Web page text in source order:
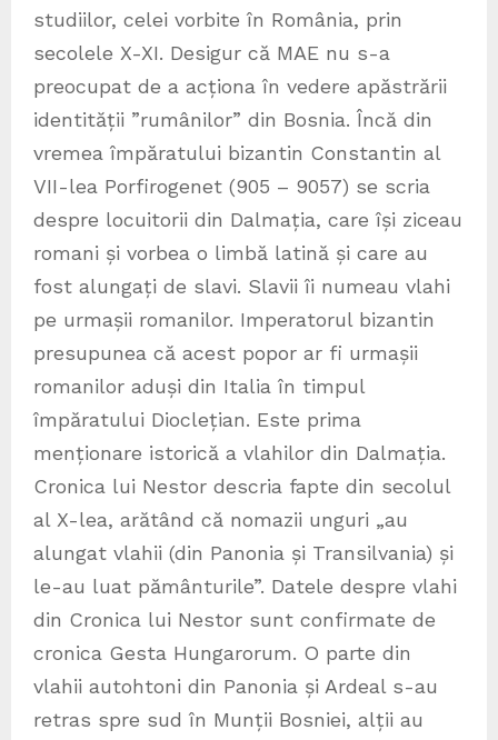
studiilor, celei vorbite în România, prin
secolele X-XI. Desigur că MAE nu s-a
preocupat de a acționa în vedere apăstrării
identității ”rumânilor” din Bosnia. Încă din
vremea împăratului bizantin Constantin al
VII-lea Porfirogenet (905 – 9057) se scria
despre locuitorii din Dalmația, care își ziceau
romani și vorbea o limbă latină și care au
fost alungați de slavi. Slavii îi numeau vlahi
pe urmașii romanilor. Imperatorul bizantin
presupunea că acest popor ar fi urmașii
romanilor aduși din Italia în timpul
împăratului Dioclețian. Este prima
menționare istorică a vlahilor din Dalmația.
Cronica lui Nestor descria fapte din secolul
al X-lea, arătând că nomazii unguri „au
alungat vlahii (din Panonia și Transilvania) și
le-au luat pământurile”. Datele despre vlahi
din Cronica lui Nestor sunt confirmate de
cronica Gesta Hungarorum. O parte din
vlahii autohtoni din Panonia și Ardeal s-au
retras spre sud în Munții Bosniei, alții au